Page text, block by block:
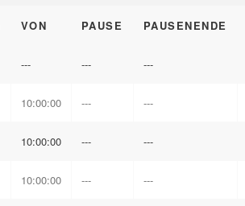
VON PAUSE PAUSENENDE
--- --- ---
10:00:00 --- ---
10:00:00 --- ---
10:00:00 --- ---